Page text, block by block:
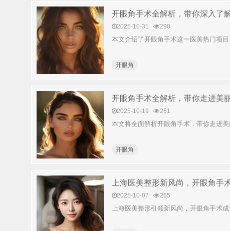
开眼角手术全解析，带你深入了
2025-10-31 298
本文介绍了开眼角手术这一医美热门项
开眼角​
开眼角手术全解析，带你走进美
2025-10-19 261
本文将全面解析开眼角手术，带你走进
开眼角​
上海医美整形新风尚，开眼角手
2025-10-07 265
上海医美整形引领新风尚，开眼角手术